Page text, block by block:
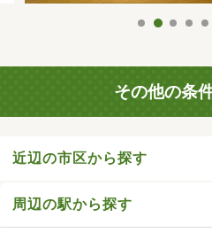
その他の条
近辺の市区から探す
周辺の駅から探す